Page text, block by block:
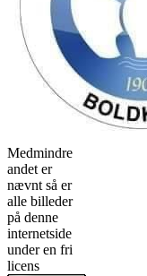
Medmindre
andet er
nævnt så er
alle billeder
på denne
internetside
under en fri
licens